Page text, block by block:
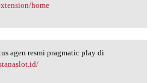
home
agen resmi
agen resmi pragmatic play di